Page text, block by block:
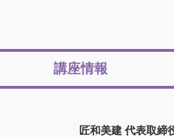
講座情報
匠和美建 代表取締